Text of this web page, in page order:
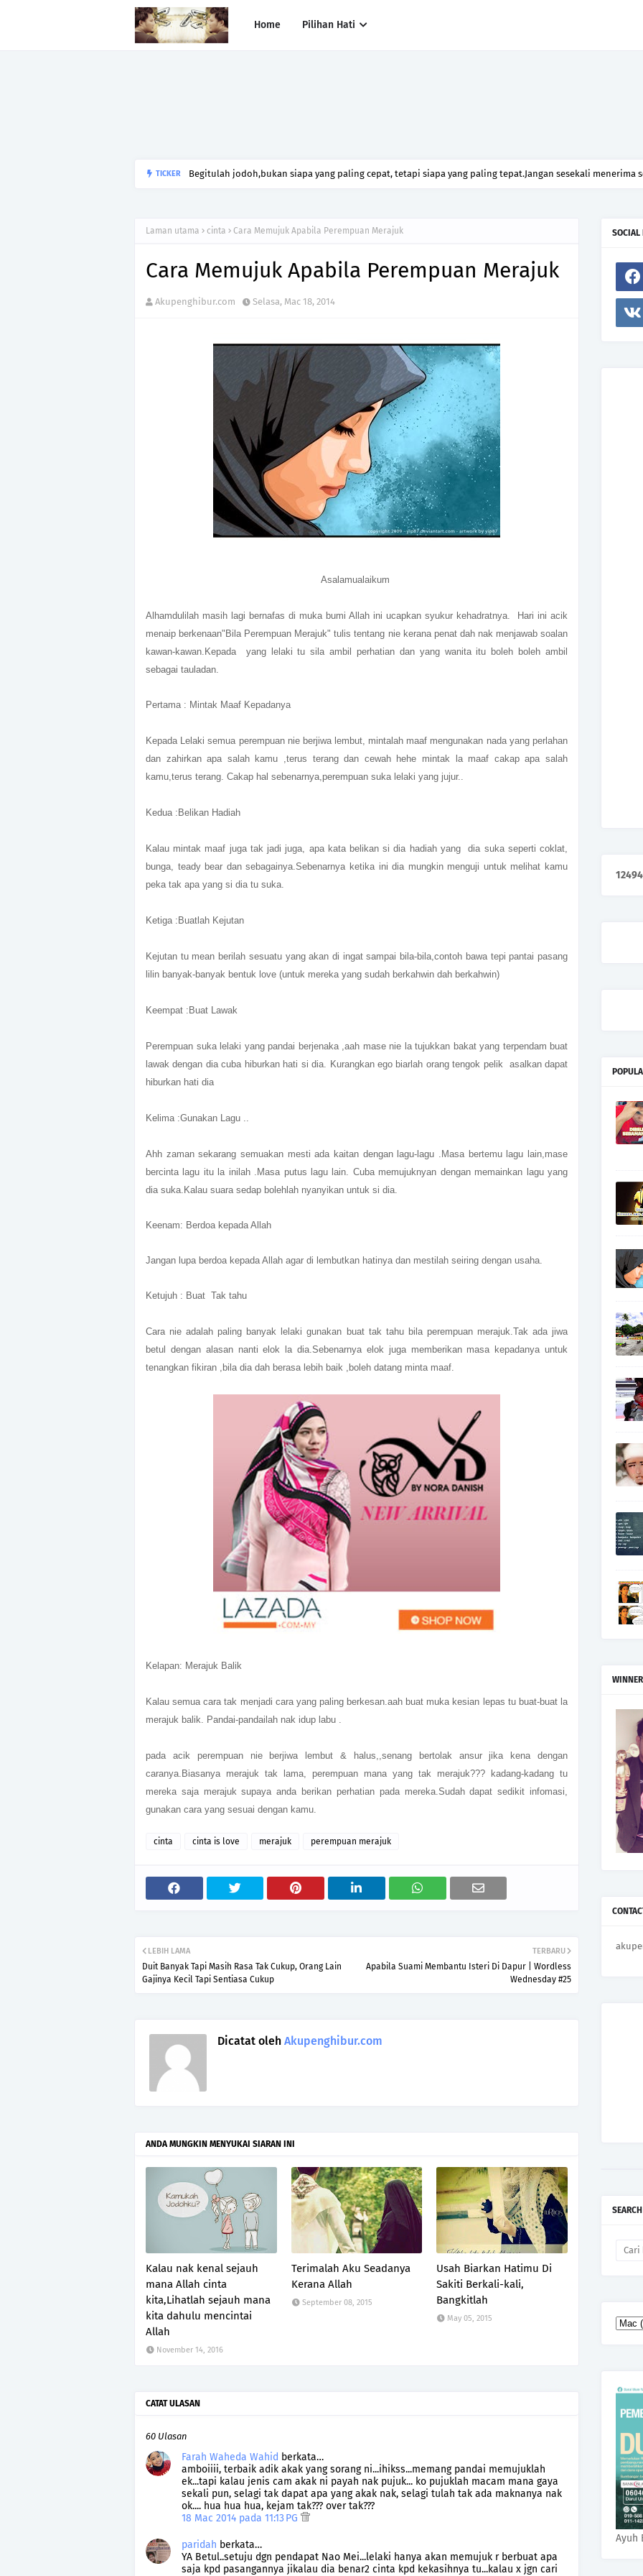
Home Pilihan Hati
TICKER
Begitulah jodoh,bukan siapa yang paling cepat, tetapi siapa yang paling tepat.Jangan sesekali menerima
Laman utama cinta Cara Memujuk Apabila Perempuan Merajuk
Cara Memujuk Apabila Perempuan Merajuk
Akupenghibur.com Selasa, Mac 18, 2014
Asalamualaikum
Alhamdulilah masih lagi bernafas di muka bumi Allah ini ucapkan syukur kehadratnya. Hari ini acik
menaip berkenaan"Bila Perempuan Merajuk" tulis tentang nie kerana penat dah nak menjawab soalan
kawan-kawan.Kepada yang lelaki tu sila ambil perhatian dan yang wanita itu boleh boleh ambil
sebagai tauladan.
Pertama : Mintak Maaf Kepadanya
Kepada Lelaki semua perempuan nie berjiwa lembut, mintalah maaf mengunakan nada yang perlahan
dan zahirkan apa salah kamu ,terus terang dan cewah hehe mintak la maaf cakap apa salah
kamu,terus terang. Cakap hal sebenarnya,perempuan suka lelaki yang jujur..
Kedua :Belikan Hadiah
Kalau mintak maaf juga tak jadi juga, apa kata belikan si dia hadiah yang dia suka seperti coklat,
bunga, teady bear dan sebagainya.Sebenarnya ketika ini dia mungkin menguji untuk melihat kamu
peka tak apa yang si dia tu suka.
Ketiga :Buatlah Kejutan
Kejutan tu mean berilah sesuatu yang akan di ingat sampai bila-bila,contoh bawa tepi pantai pasang
lilin banyak-banyak bentuk love (untuk mereka yang sudah berkahwin dah berkahwin)
Keempat :Buat Lawak
Perempuan suka lelaki yang pandai berjenaka ,aah mase nie la tujukkan bakat yang terpendam buat
lawak dengan dia cuba hiburkan hati si dia. Kurangkan ego biarlah orang tengok pelik asalkan dapat
hiburkan hati dia
Kelima :Gunakan Lagu ..
Ahh zaman sekarang semuakan mesti ada kaitan dengan lagu-lagu .Masa bertemu lagu lain,mase
bercinta lagu itu la inilah .Masa putus lagu lain. Cuba memujuknyan dengan memainkan lagu yang
dia suka.Kalau suara sedap bolehlah nyanyikan untuk si dia.
Keenam: Berdoa kepada Allah
Jangan lupa berdoa kepada Allah agar di lembutkan hatinya dan mestilah seiring dengan usaha.
Ketujuh : Buat Tak tahu
Cara nie adalah paling banyak lelaki gunakan buat tak tahu bila perempuan merajuk.Tak ada jiwa
betul dengan alasan nanti elok la dia.Sebenarnya elok juga memberikan masa kepadanya untuk
tenangkan fikiran ,bila dia dah berasa lebih baik ,boleh datang minta maaf.
Kelapan: Merajuk Balik
Kalau semua cara tak menjadi cara yang paling berkesan.aah buat muka kesian lepas tu buat-buat la
merajuk balik. Pandai-pandailah nak idup labu .
pada acik perempuan nie berjiwa lembut & halus,,senang bertolak ansur jika kena dengan
caranya.Biasanya merajuk tak lama, perempuan mana yang tak merajuk??? kadang-kadang tu
mereka saja merajuk supaya anda berikan perhatian pada mereka.Sudah dapat sedikit infomasi,
gunakan cara yang sesuai dengan kamu.
cinta cinta is love merajuk perempuan merajuk
TERBARU
Apabila Suami Membantu Isteri Di Dapur | Wordless
Wednesday #25
LEBIH LAMA
Duit Banyak Tapi Masih Rasa Tak Cukup, Orang Lain
Gajinya Kecil Tapi Sentiasa Cukup
Dicatat oleh Akupenghibur.com
ANDA MUNGKIN MENYUKAI SIARAN INI
Kalau nak kenal sejauh
mana Allah cinta
kita,Lihatlah sejauh mana
kita dahulu mencintai
Allah
November 14, 2016
Terimalah Aku Seadanya
Kerana Allah
September 08, 2015
Usah Biarkan Hatimu Di
Sakiti Berkali-kali,
Bangkitlah
May 05, 2015
CATAT ULASAN
60 Ulasan
Farah Waheda Wahid berkata…
amboiiii, terbaik adik akak yang sorang ni...ihikss...memang pandai memujuklah
ek...tapi kalau jenis cam akak ni payah nak pujuk... ko pujuklah macam mana gaya
sekali pun, selagi tak dapat apa yang akak nak, selagi tulah tak ada maknanya nak
ok.... hua hua hua, kejam tak??? over tak???
18 Mac 2014 pada 11:13 PG
paridah berkata…
YA Betul..setuju dgn pendapat Nao Mei...lelaki hanya akan memujuk r berbuat apa
saja kpd pasangannya jikalau dia benar2 cinta kpd kekasihnya tu...kalau x jgn cari
SOCIAL
12494
Ayuh